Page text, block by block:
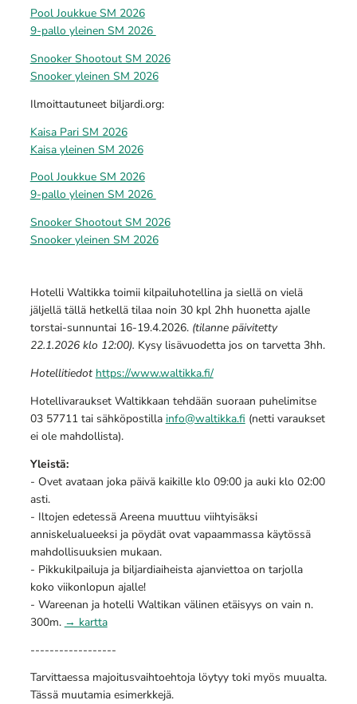
Pool Joukkue SM 2026
9-pallo yleinen SM 2026
Snooker Shootout SM 2026
Snooker yleinen SM 2026
Ilmoittautuneet biljardi.org:
Kaisa Pari SM 2026
Kaisa yleinen SM 2026
Pool Joukkue SM 2026
9-pallo yleinen SM 2026
Snooker Shootout SM 2026
Snooker yleinen SM 2026
Hotelli Waltikka toimii kilpailuhotellina ja siellä on vielä
jäljellä tällä hetkellä tilaa noin 30 kpl 2hh huonetta ajalle
torstai-sunnuntai 16-19.4.2026. (tilanne päivitetty
22.1.2026 klo 12:00). Kysy lisävuodetta jos on tarvetta 3hh.
Hotellitiedot https://www.waltikka.fi/
Hotellivaraukset Waltikkaan tehdään suoraan puhelimitse
03 57711 tai sähköpostilla info@waltikka.fi (netti varaukset
ei ole mahdollista).
Yleistä:
- Ovet avataan joka päivä kaikille klo 09:00 ja auki klo 02:00
asti.
- Iltojen edetessä Areena muuttuu viihtyisäksi
anniskelualueeksi ja pöydät ovat vapaammassa käytössä
mahdollisuuksien mukaan.
- Pikkukilpailuja ja biljardiaiheista ajanviettoa on tarjolla
koko viikonlopun ajalle!
- Wareenan ja hotelli Waltikan välinen etäisyys on vain n.
300m. → kartta
------------------
Tarvittaessa majoitusvaihtoehtoja löytyy toki myös muualta.
Tässä muutamia esimerkkejä.